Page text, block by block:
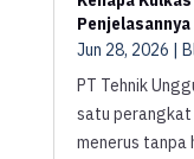
Penjelasannya
Jun 28, 2026
PT Tehnik
satu
menerus tanpa